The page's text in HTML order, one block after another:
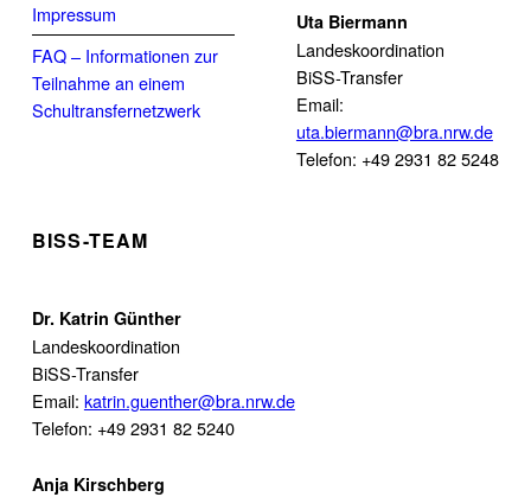
Impressum
FAQ – Informationen zur
Teilnahme an einem
Schultransfernetzwerk
Uta Biermann
Landeskoordination
BiSS-Transfer
Email:
uta.biermann@bra.nrw.de
Telefon: +49 2931 82 5248
BISS-TEAM
Dr. Katrin Günther
Landeskoordination
BiSS-Transfer
Email: katrin.guenther@bra.nrw.de
Telefon: +49 2931 82 5240
Anja Kirschberg